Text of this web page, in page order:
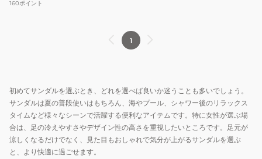
160ポイント
ン
ダ
ラ
ッ
ク
K101048-
001
1
初めてサンダルを選ぶとき、どれを選べば良いか迷うことも多いでしょう。
サンダルは夏の普段使いはもちろん、海やプール、シャワー後のリラックス
タイムなど様々なシーンで活躍する便利なアイテムです。特に女性が選ぶ場
合は、足の冷えやすさやデザイン性の高さを重視したいところです。足元が
涼しくなるだけでなく、見た目もおしゃれで気分が上がるサンダルを選ぶ
と、より快適に過ごせます。